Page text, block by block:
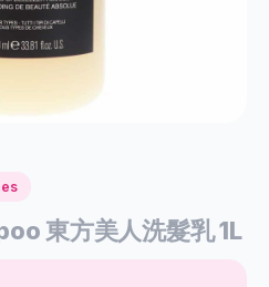
東方美人洗髮乳 1L